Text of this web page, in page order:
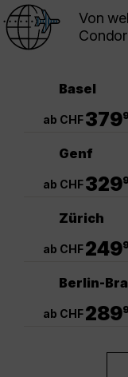
Von
Basel
ab CHF379
Genf
ab CHF329
Zürich
ab CHF249
Berlin-
ab CHF289